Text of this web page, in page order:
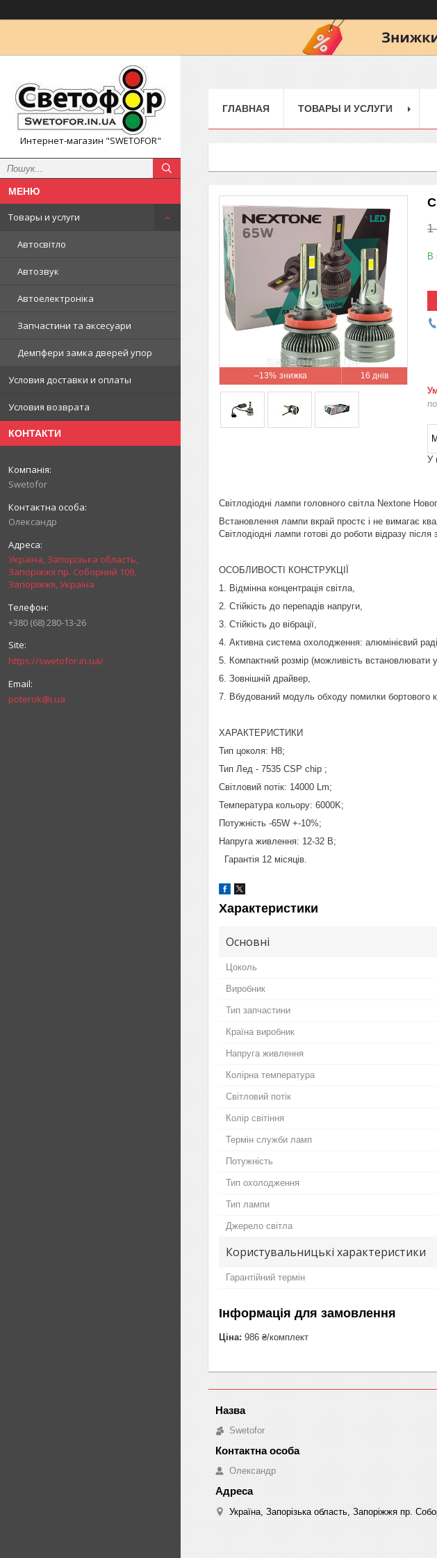
Интернет-магазин "SWETOFOR"
Товары и услуги
Автосвітло
Автозвук
Автоелектроніка
Запчастини та аксесуари
Демпфери замка дверей упор
Условия доставки и оплаты
Условия возврата
КОНТАКТИ
Swetofor
Олександр
Україна, Запорізька область,
Запоріжжя пр. Соборний 109,
Запоріжжя, Україна
+380 (68) 280-13-26
https://swetofor.in.ua/
poterok@i.ua
ГЛАВНАЯ ТОВАРЫ И УСЛУГИ
–13% 16 днів
1
В
У
Світлодіодні лампи головного світла Nextone
Встановлення лампи вкрай простє і не вимагає
Світлодіодні лампи готові до роботи відразу
ОСОБЛИВОСТІ КОНСТРУКЦІЇ
1. Відмінна концентрація світла,
2. Стійкість до перепадів напруги,
3. Стійкість до вібрації,
4. Активна система охолодження: алюмінієвий
5. Компактний розмір (можливість
6. Зовнішній драйвер,
7. Вбудований модуль обходу помилки бортового
ХАРАКТЕРИСТИКИ
Тип цоколя: H8;
Тип Лед - 7535 CSP chip ;
Світловий потік: 14000 Lm;
Температура кольору: 6000K;
Потужність -65W +-10%;
Напруга живлення: 12-32 В;
Гарантія 12 місяців.
Характеристики
Основні
Цоколь
Виробник
Тип запчастини
Країна виробник
Напруга живлення
Колірна температура
Світловий потік
Колір світіння
Термін служби ламп
Потужність
Тип охолодження
Тип лампи
Джерело світла
Користувальницькі характеристики
Гарантійний термін
Інформація для замовлення
Ціна: 986 ₴/комплект
Swetofor
Олександр
Україна, Запорізька область, Запоріжжя пр.